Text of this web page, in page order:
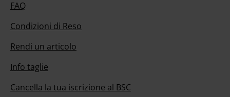
FAQ
Condizioni di Reso
Rendi un articolo
Info taglie
Cancella la tua iscrizione al BSC